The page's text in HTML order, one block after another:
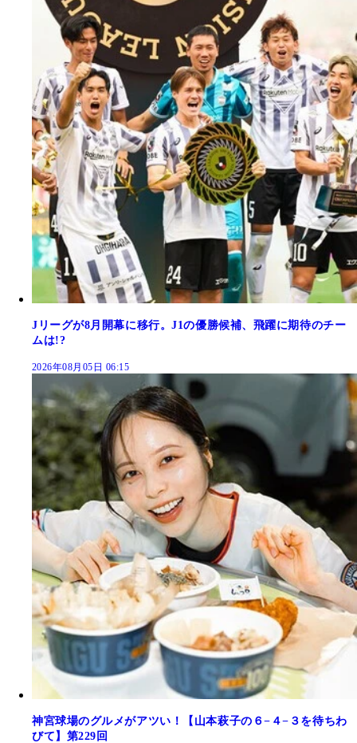
Jリーグが8月開幕に移行。J1の優勝候補、飛躍に期待のチー
ムは!?
2026年08月05日 06:15
神宮球場のグルメがアツい！【山本萩子の６−４−３を待ちわ
びて】第229回